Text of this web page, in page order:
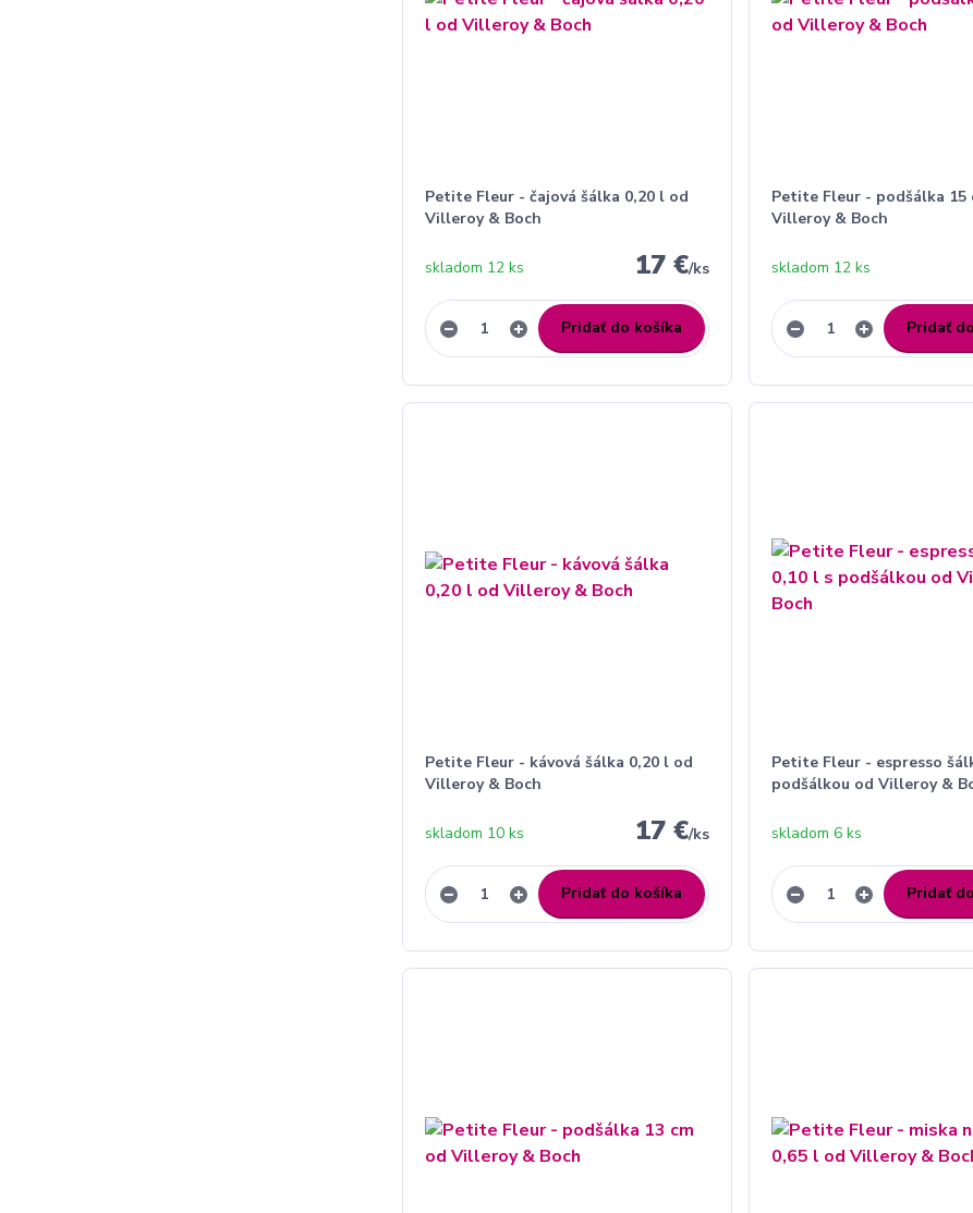
Petite Fleur - čajová šálka 0,20 l od
Villeroy & Boch
17 €/ks
skladom 12 ks
Pridať do košíka
Petite Fleur - podšálka 15
Villeroy & Boch
skladom 12 ks
Pridať
Petite Fleur - kávová šálka 0,20 l od
Villeroy & Boch
17 €/ks
skladom 10 ks
Pridať do košíka
Petite Fleur - espresso
podšálkou od Villeroy &
skladom 6 ks
Pridať